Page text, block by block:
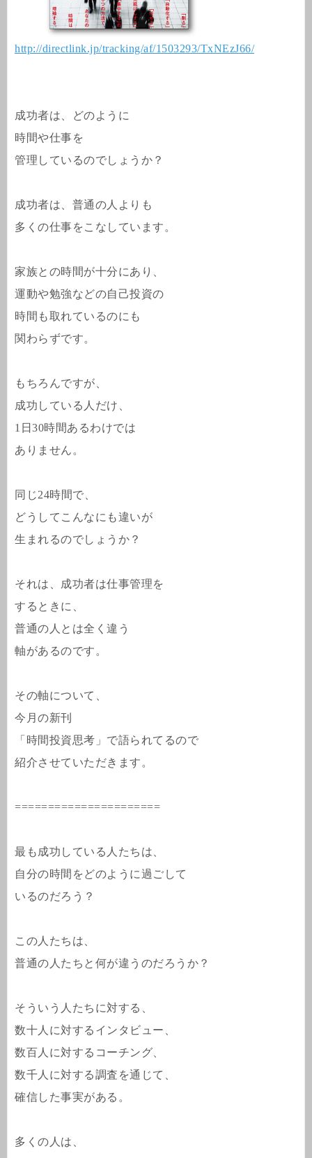
http://directlink.jp/tracking/af/1503293/TxNEzJ66/
成功者は、どのように
時間や仕事を
管理しているのでしょうか？
成功者は、普通の人よりも
多くの仕事をこなしています。
家族との時間が十分にあり、
運動や勉強などの自己投資の
時間も取れているのにも
関わらずです。
もちろんですが、
成功している人だけ、
1日30時間あるわけでは
ありません。
同じ24時間で、
どうしてこんなにも違いが
生まれるのでしょうか？
それは、成功者は仕事管理を
するときに、
普通の人とは全く違う
軸があるのです。
その軸について、
今月の新刊
「時間投資思考」で語られてるので
紹介させていただきます。
======================
最も成功している人たちは、
自分の時間をどのように過ごして
いるのだろう？
この人たちは、
普通の人たちと何が違うのだろうか？
そういう人たちに対する、
数十人に対するインタビュー、
数百人に対するコーチング、
数千人に対する調査を通じて、
確信した事実がある。
多くの人は、